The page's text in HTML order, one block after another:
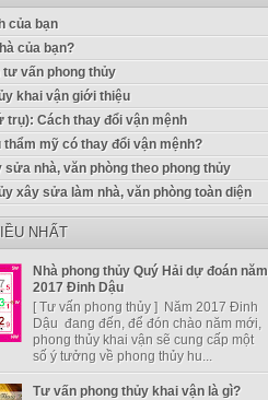
của bạn
của bạn?
tư vấn phong thủy
khai vận giới thiệu
trụ): Cách thay đổi vận mệnh
thẩm mỹ có thay đổi vận mệnh?
sửa nhà, văn phòng theo phong thủy
xây sửa làm nhà, văn phòng toàn diện
NHẤT
Nhà phong thủy Quý Hải dự đoán năm
2017 Đinh Dậu
[ Tư vấn phong thủy ] Năm 2017 Đinh
Dậu đang đến, để đón chào năm mới,
phong thủy khai vận sẽ cung cấp một
số ý tưởng về phong thủy hu...
Tư vấn phong thủy khai vận là gì?